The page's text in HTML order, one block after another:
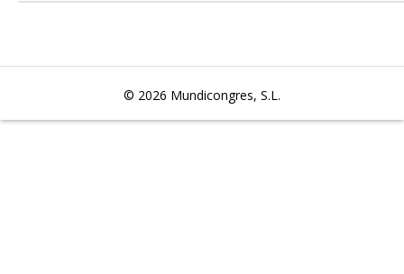
© 2026 Mundicongres, S.L.